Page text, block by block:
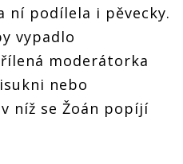
ní podílela i pěvecky.
vypadlo
moderátorka
nebo
níž se Žoán popíjí